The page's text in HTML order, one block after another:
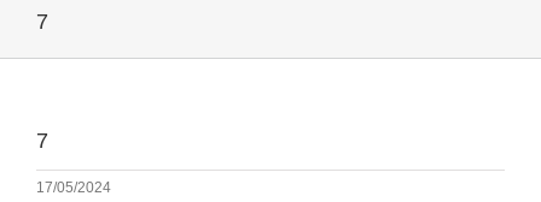
7
7
17/05/2024